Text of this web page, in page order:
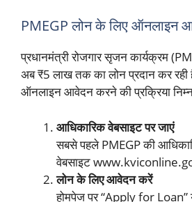
PMEGP लोन के लिए ऑनलाइन
प्रधानमंत्री रोजगार सृजन कार्यक्रम
अब ₹5 लाख तक का लोन प्रदान कर
ऑनलाइन आवेदन करने की प्रक्रिया
आधिकारिक वेबसाइट पर जाएं
सबसे पहले PMEGP की
वेबसाइट
लोन के लिए आवेदन करें
होमपेज पर “Apply for Loan”